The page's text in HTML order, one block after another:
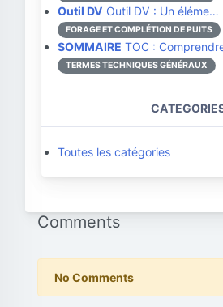
Outil DV Outil DV : Un éléme…
FORAGE ET COMPLÉTION DE PUITS
SOMMAIRE TOC :
TERMES TECHNIQUES GÉNÉRAUX
Toutes les catégories
Comments
No Comments